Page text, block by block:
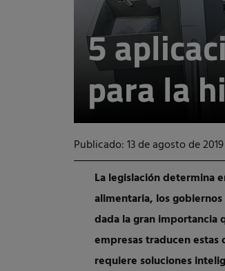
5
para la
Publicado: 13 de agosto de 2019
La legislación determina
alimentaria, los
dada la gran importancia
empresas traducen estas
requiere soluciones